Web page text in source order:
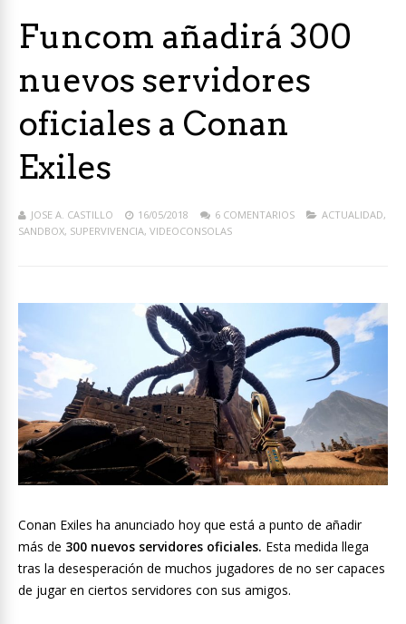
Funcom añadirá 300
nuevos servidores
oficiales a Conan
Exiles
JOSE A. CASTILLO 16/05/2018 6 COMENTARIOS ACTUALIDAD,
SANDBOX, SUPERVIVENCIA, VIDEOCONSOLAS
Conan Exiles ha anunciado hoy que está a punto de añadir
más de 300 nuevos servidores oficiales. Esta medida llega
tras la desesperación de muchos jugadores de no ser capaces
de jugar en ciertos servidores con sus amigos.